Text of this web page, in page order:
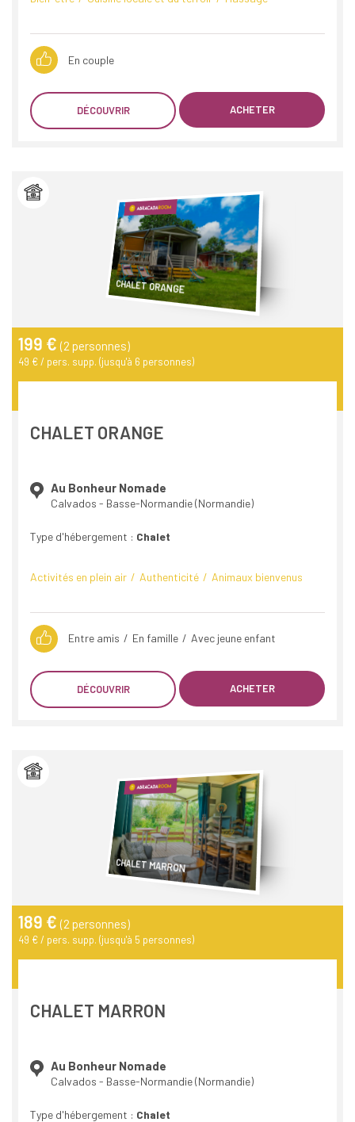
En couple
DÉCOUVRIR ACHETER
CHALET ORANGE
199 € (2 personnes)
49 € / pers. supp. (jusqu'à 6 personnes)
CHALET ORANGE
Au Bonheur Nomade
Calvados - Basse-Normandie (Normandie)
Type d'hébergement : Chalet
Activités en plein air Authenticité Animaux bienvenus
Entre amis En famille Avec jeune enfant
DÉCOUVRIR ACHETER
CHALET MARRON
189 € (2 personnes)
49 € / pers. supp. (jusqu'à 5 personnes)
CHALET MARRON
Au Bonheur Nomade
Calvados - Basse-Normandie (Normandie)
Type d'hébergement : Chalet